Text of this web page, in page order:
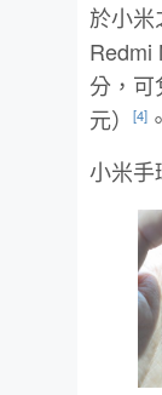
於小米
Redmi
分，
元）
[4] 。
小米手